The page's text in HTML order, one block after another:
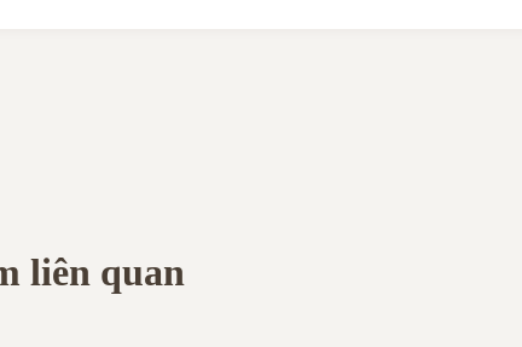
liên quan